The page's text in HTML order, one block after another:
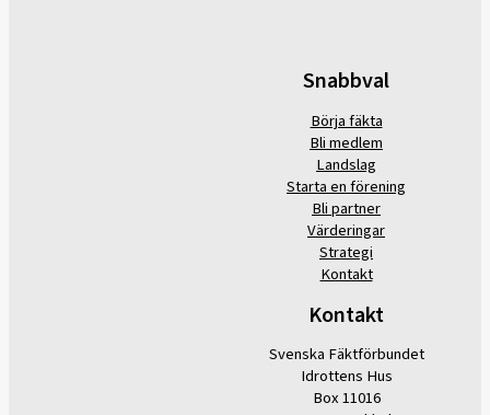
Snabbval
Börja fäkta
Bli medlem
Landslag
Starta en förening
Bli partner
Värderingar
Strategi
Kontakt
Kontakt
Svenska Fäktförbundet
Idrottens Hus
Box 11016